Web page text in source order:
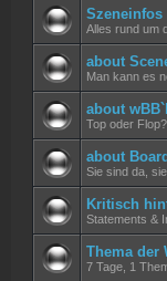
Szeneinfos
Alles rund um
about
Man kann es
about
Top oder
about
Sie sind da,
Kritisch
Statements &
Thema der
7 Tage, 1